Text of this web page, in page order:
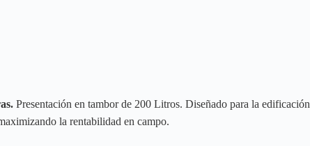
Presentación en tambor de 200 Litros. Diseñado para la
la rentabilidad en campo.